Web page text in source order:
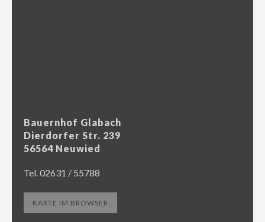
Bauernhof Glabach
Dierdorfer Str. 239
56564 Neuwied
Tel. 02631 / 55788
KARTE IM BROWSER